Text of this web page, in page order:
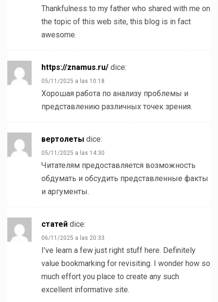
Thankfulness to my father who shared with me on
the topic of this web site, this blog is in fact
awesome.
https://znamus.ru/ dice:
05/11/2025 a las 10:18
Хорошая работа по анализу проблемы и
представлению различных точек зрения.
вертолеты dice:
05/11/2025 a las 14:30
Читателям предоставляется возможность
обдумать и обсудить представленные факты
и аргументы.
статей dice:
06/11/2025 a las 20:33
I’ve learn a few just right stuff here. Definitely
value bookmarking for revisiting. I wonder how so
much effort you place to create any such
excellent informative site.